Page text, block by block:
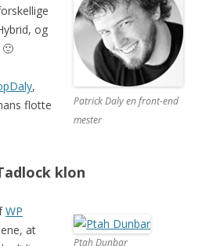
Patrick Daly en front-end
mester
og
,
flotte
klon
Ptah Dunbar
WP
at